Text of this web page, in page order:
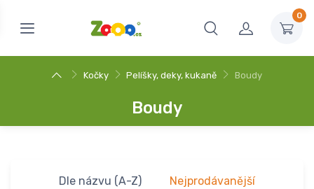
0
Kočky Pelíšky, deky, kukaně Boudy
Boudy
Dle názvu (A-Z) Nejprodávanější